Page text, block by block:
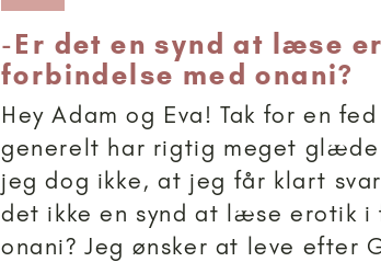
-Er det en synd at læse
forbindelse med onani?
Hey Adam og Eva! Tak for en
generelt har rigtig meget glæde
jeg dog ikke, at jeg får klart
det ikke en synd at læse erotik i
onani? Jeg ønsker at leve efter